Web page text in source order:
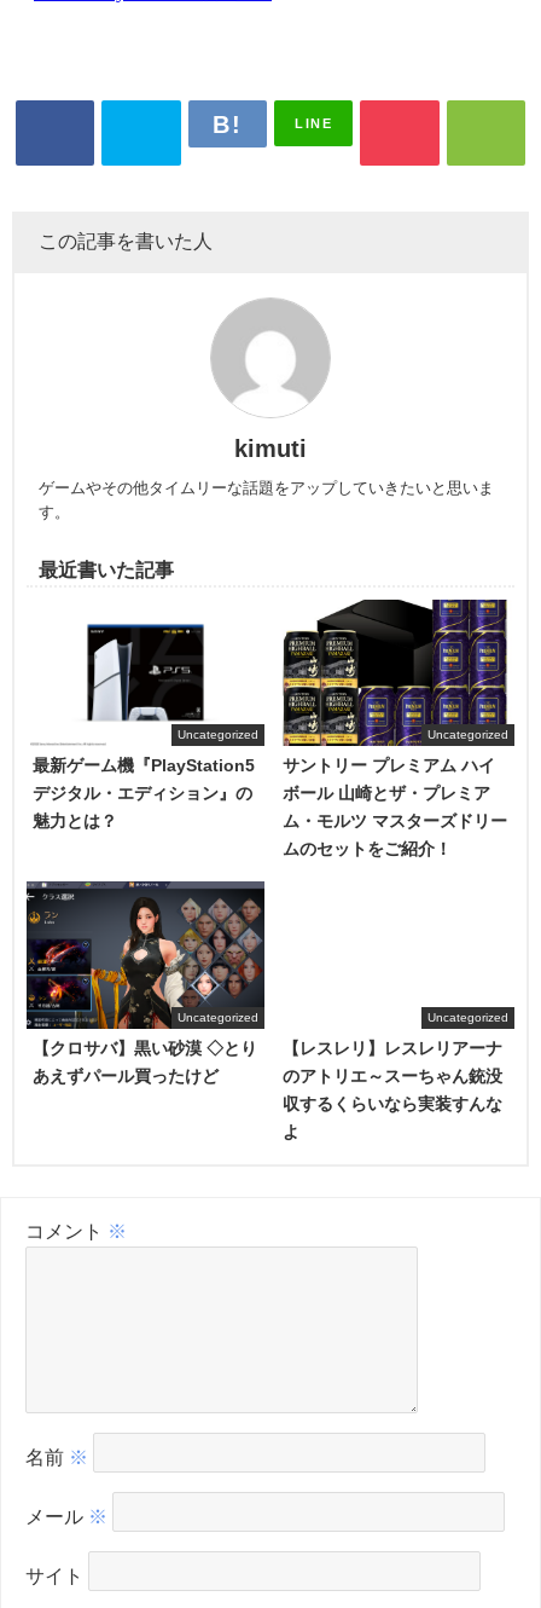
LINE
この記事を書いた人
kimuti
ゲームやその他タイムリーな話題をアップしていきたいと思いま
す。
最近書いた記事
Uncategorized
最新ゲーム機『PlayStation5
デジタル・エディション』の
魅力とは？
Uncategorized
サントリー プレミアム ハイ
ボール 山崎とザ・プレミア
ム・モルツ マスターズドリー
ムのセットをご紹介！
Uncategorized
【クロサバ】黒い砂漠 ◇とり
あえずパール買ったけど
Uncategorized
【レスレリ】レスレリアーナ
のアトリエ～スーちゃん銃没
収するくらいなら実装すんな
よ
コメント ※
名前 ※
メール ※
サイト